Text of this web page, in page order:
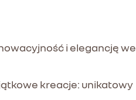
i elegancję we
kreacje: unikatowy